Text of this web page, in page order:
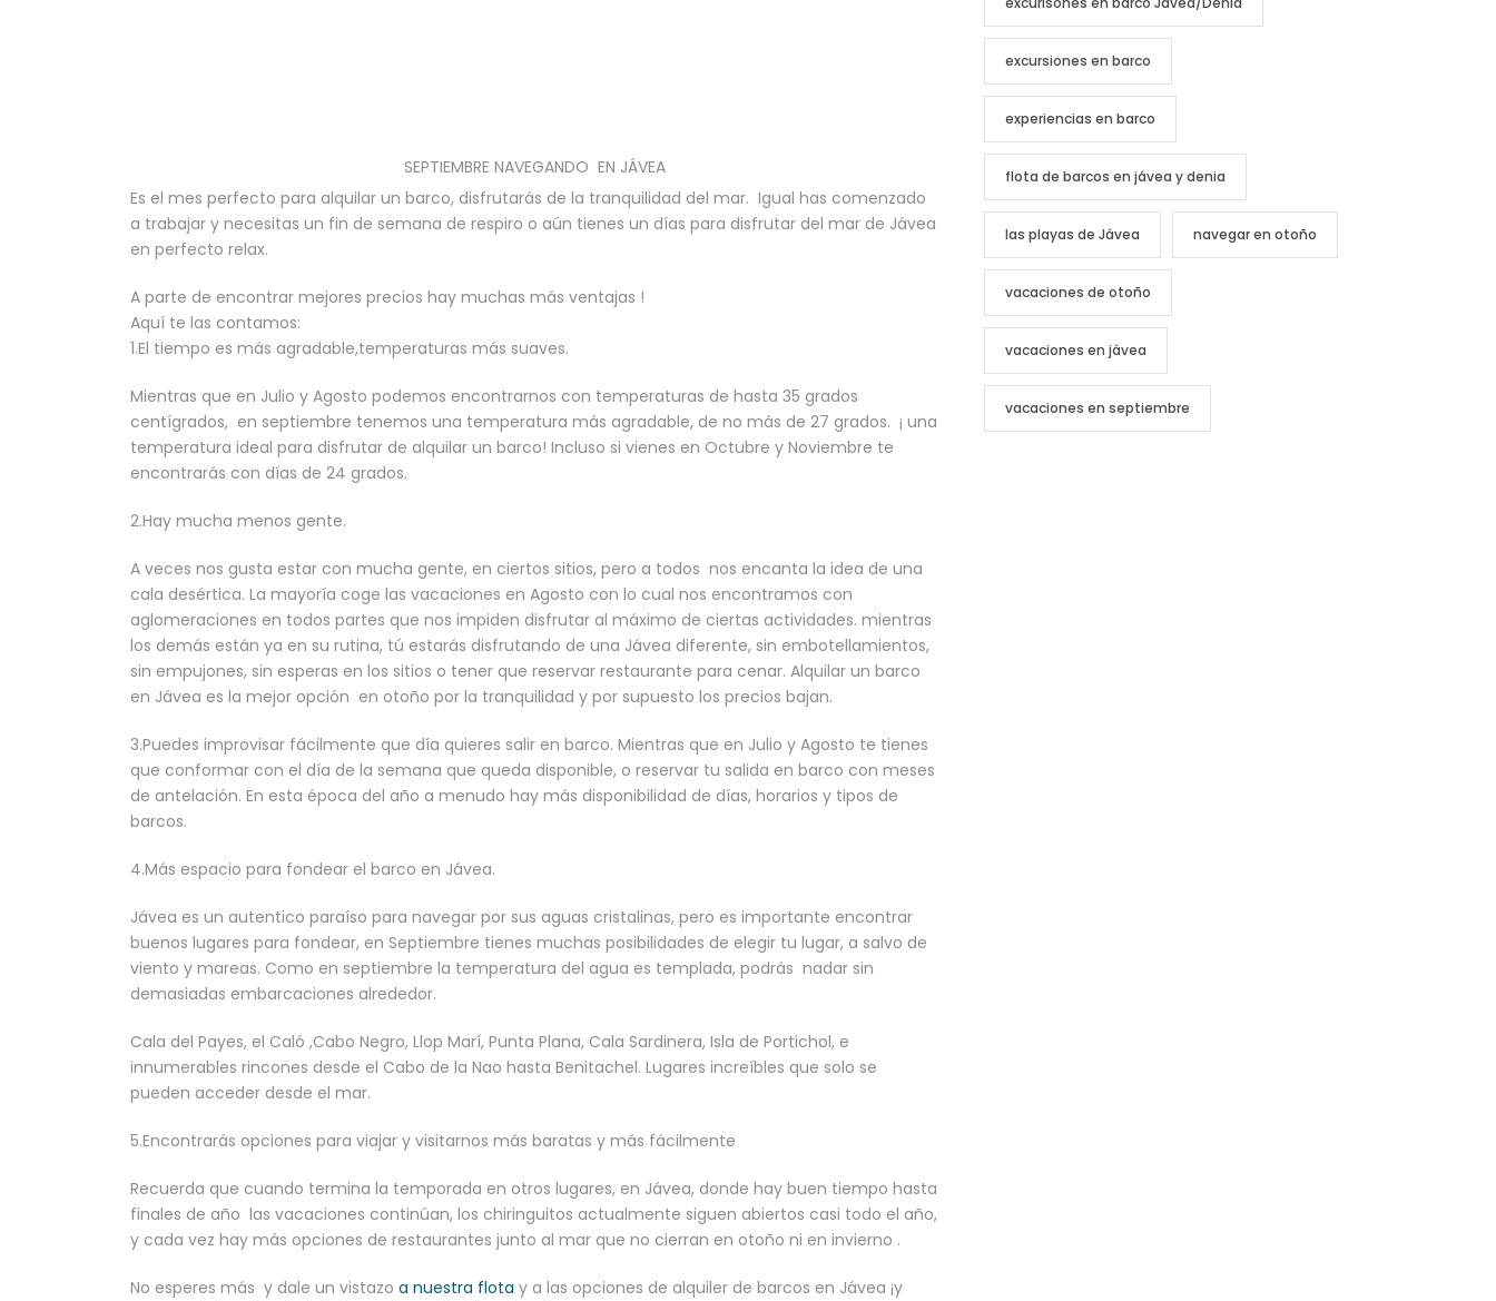
SEPTIEMBRE NAVEGANDO EN JÁVEA
Es el mes perfecto para alquilar un barco, disfrutarás de la tranquilidad del mar. Igual has comenzado
a trabajar y necesitas un fin de semana de respiro o aún tienes un días para disfrutar del mar de Jávea
en perfecto relax.
A parte de encontrar mejores precios hay muchas más ventajas !
Aquí te las contamos:
1.El tiempo es más agradable,temperaturas más suaves.
Mientras que en Julio y Agosto podemos encontrarnos con temperaturas de hasta 35 grados
centígrados, en septiembre tenemos una temperatura más agradable, de no más de 27 grados. ¡ una
temperatura ideal para disfrutar de alquilar un barco! Incluso si vienes en Octubre y Noviembre te
encontrarás con días de 24 grados.
2.Hay mucha menos gente.
A veces nos gusta estar con mucha gente, en ciertos sitios, pero a todos nos encanta la idea de una
cala desértica. La mayoría coge las vacaciones en Agosto con lo cual nos encontramos con
aglomeraciones en todos partes que nos impiden disfrutar al máximo de ciertas actividades. mientras
los demás están ya en su rutina, tú estarás disfrutando de una Jávea diferente, sin embotellamientos,
sin empujones, sin esperas en los sitios o tener que reservar restaurante para cenar. Alquilar un barco
en Jávea es la mejor opción en otoño por la tranquilidad y por supuesto los precios bajan.
3.Puedes improvisar fácilmente que día quieres salir en barco. Mientras que en Julio y Agosto te tienes
que conformar con el día de la semana que queda disponible, o reservar tu salida en barco con meses
de antelación. En esta época del año a menudo hay más disponibilidad de días, horarios y tipos de
barcos.
4.Más espacio para fondear el barco en Jávea.
Jávea es un autentico paraíso para navegar por sus aguas cristalinas, pero es importante encontrar
buenos lugares para fondear, en Septiembre tienes muchas posibilidades de elegir tu lugar, a salvo de
viento y mareas. Como en septiembre la temperatura del agua es templada, podrás nadar sin
demasiadas embarcaciones alrededor.
Cala del Payes, el Caló ,Cabo Negro, Llop Marí, Punta Plana, Cala Sardinera, Isla de Portichol, e
innumerables rincones desde el Cabo de la Nao hasta Benitachel. Lugares increíbles que solo se
pueden acceder desde el mar.
5.Encontrarás opciones para viajar y visitarnos más baratas y más fácilmente
Recuerda que cuando termina la temporada en otros lugares, en Jávea, donde hay buen tiempo hasta
finales de año las vacaciones continúan, los chiringuitos actualmente siguen abiertos casi todo el año,
y cada vez hay más opciones de restaurantes junto al mar que no cierran en otoño ni en invierno .
No esperes más y dale un vistazo a nuestra flota y a las opciones de alquiler de barcos en Jávea ¡y
excursiones en barco
experiencias en barco
flota de barcos en jávea y denia
las playas de Jávea navegar en otoño
vacaciones de otoño
vacaciones en jávea
vacaciones en septiembre